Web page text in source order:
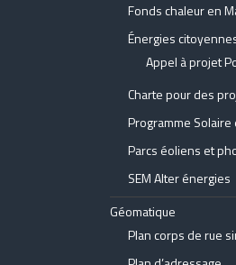
Fonds chaleur en
Énergies
Appel à projet
Charte pour des
Programme Solaire
Parcs éoliens et
SEM Alter énergies
Géomatique
Plan corps de rue